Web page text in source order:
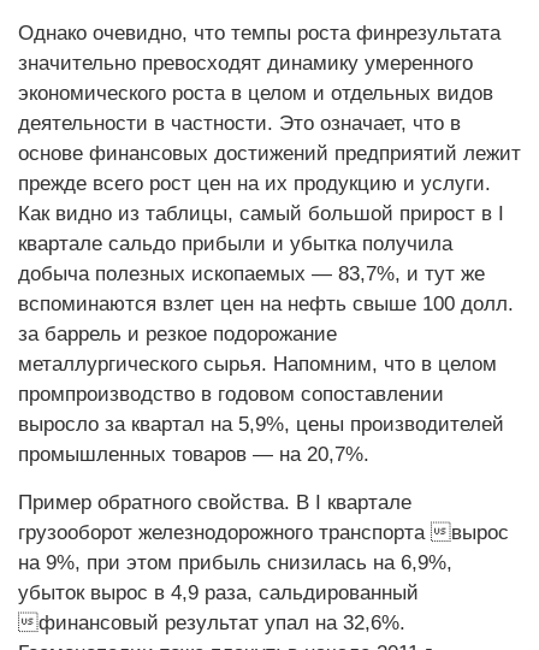
Однако очевидно, что темпы роста финрезультата
значительно превосходят динамику умеренного
экономического роста в целом и отдельных видов
деятельности в частности. Это означает, что в
основе финансовых достижений предприятий лежит
прежде всего рост цен на их продукцию и услуги.
Как видно из таблицы, самый большой прирост в I
квартале сальдо прибыли и убытка получила
добыча полезных ископаемых — 83,7%, и тут же
вспоминаются взлет цен на нефть свыше 100 долл.
за баррель и резкое подорожание
металлургического сырья. Напомним, что в целом
промпроизводство в годовом сопоставлении
выросло за квартал на 5,9%, цены производителей
промышленных товаров — на 20,7%.
Пример обратного свойства. В I квартале
грузооборот железнодорожного транспорта вырос
на 9%, при этом прибыль снизилась на 6,9%,
убыток вырос в 4,9 раза, сальдированный
финансовый результат упал на 32,6%.